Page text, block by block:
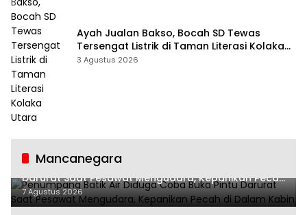
Ayah Jualan Bakso, Bocah SD Tewas
Tersengat Listrik di Taman Literasi Kolaka
Utara
3 Agustus 2026
Mancanegara
Penumpang Batik Air Diduga Coba Buka Pintu
Darurat Saat Pesawat Mengudara, Kepanikan Pecah
di Dalam Kabin
7 Agustus 2026